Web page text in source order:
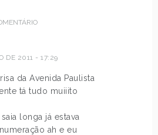
DE 2011 - 17:29
da Avenida Paulista
tá tudo muiiito
longa já estava
ah e eu